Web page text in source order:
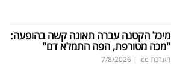
מיכל הקטנה עברה תאונה קשה בהופעה:
"מכה מטורפת, הפה התמלא דם"
מערכת ice |
7/8/2026